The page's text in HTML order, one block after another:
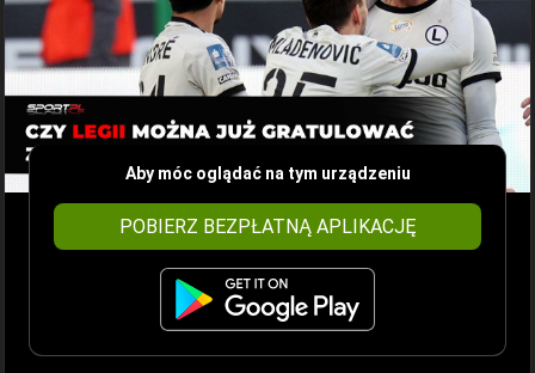
Aby móc oglądać na tym urządzeniu
POBIERZ BEZPŁATNĄ APLIKACJĘ